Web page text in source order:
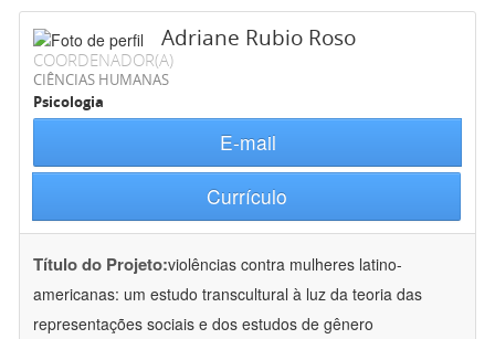
Adriane Rubio Roso
COORDENADOR(A)
CIÊNCIAS HUMANAS
Psicologia
E-mail
Currículo
Título do Projeto:violências contra mulheres latino-
americanas: um estudo transcultural à luz da teoria das
representações sociais e dos estudos de gênero